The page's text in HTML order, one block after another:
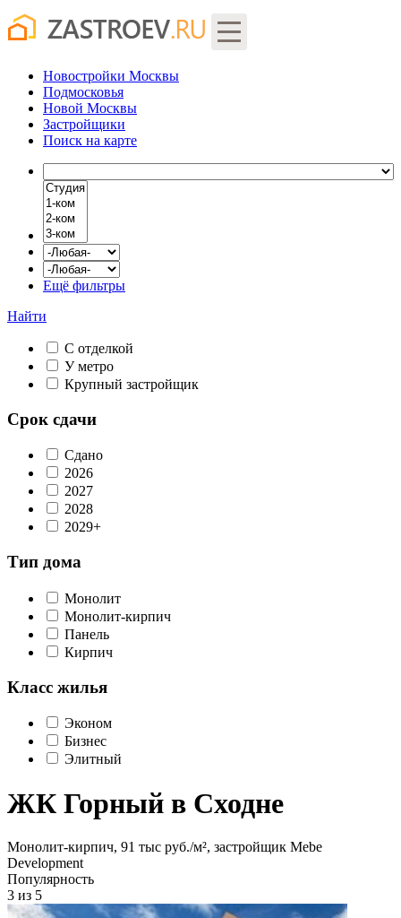
Новостройки Москвы
Подмосковья
Новой Москвы
Застройщики
Поиск на карте
Ещё фильтры
Найти
С отделкой
У метро
Крупный застройщик
Срок сдачи
Сдано
2026
2027
2028
2029+
Тип дома
Монолит
Монолит-кирпич
Панель
Кирпич
Класс жилья
Эконом
Бизнес
Элитный
ЖК Горный в Сходне
Монолит-кирпич, 91 тыс руб./м², застройщик Mebe
Development
Популярность
3 из 5